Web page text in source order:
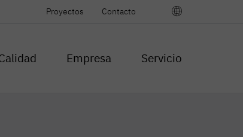
Proyectos Contacto
Sprache
Empresa Servicio